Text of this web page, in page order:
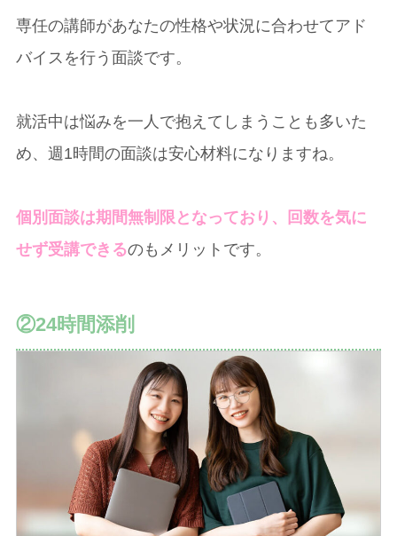
専任の講師があなたの性格や状況に合わせてアド
バイスを行う面談です。
就活中は悩みを一人で抱えてしまうことも多いた
め、週1時間の面談は安心材料になりますね。
個別面談は期間無制限となっており、回数を気に
せず受講できるのもメリットです。
②24時間添削